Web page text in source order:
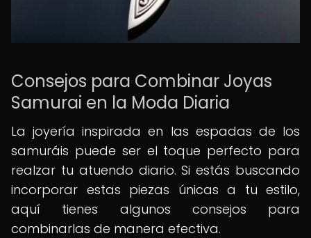
Consejos para Combinar Joyas
Samurai en la Moda Diaria
La joyería inspirada en las espadas de los
samuráis puede ser el toque perfecto para
realzar tu atuendo diario. Si estás buscando
incorporar estas piezas únicas a tu estilo,
aquí tienes algunos consejos para
combinarlas de manera efectiva.